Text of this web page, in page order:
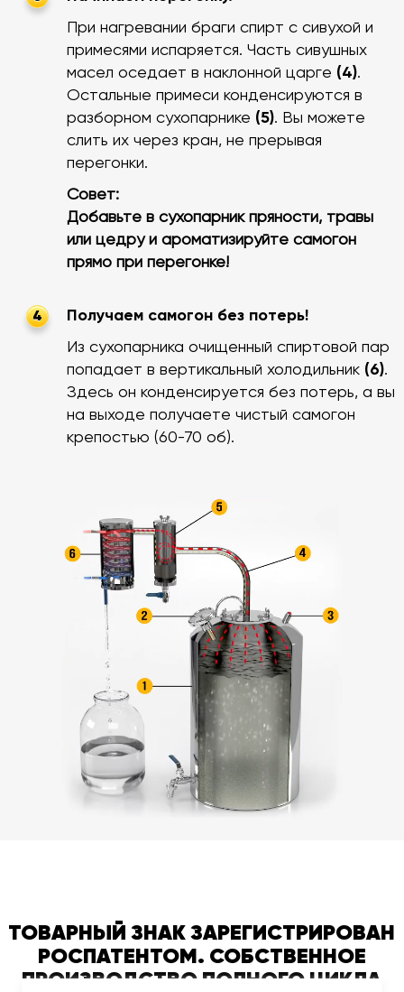
При нагревании браги спирт с сивухой и
примесями испаряется. Часть сивушных
масел оседает в наклонной царге (4).
Остальные примеси конденсируются в
разборном сухопарнике (5). Вы можете
слить их через кран, не прерывая
перегонки.
Совет:
Добавьте в сухопарник пряности, травы
или цедру и ароматизируйте самогон
прямо при перегонке!
4
Получаем самогон без потерь!
Из сухопарника очищенный спиртовой пар
попадает в вертикальный холодильник (6).
Здесь он конденсируется без потерь, а вы
на выходе получаете чистый самогон
крепостью (60-70 об).
ТОВАРНЫЙ ЗНАК ЗАРЕГИСТРИРОВАН
РОСПАТЕНТОМ. СОБСТВЕННОЕ
ПРОИЗВОДСТВО ПОЛНОГО ЦИКЛА